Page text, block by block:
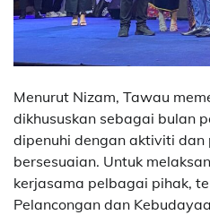
Menurut Nizam, Tawau
dikhususkan sebagai bulan
dipenuhi dengan aktiviti dan
bersesuaian. Untuk
kerjasama pelbagai pihak,
Pelancongan dan